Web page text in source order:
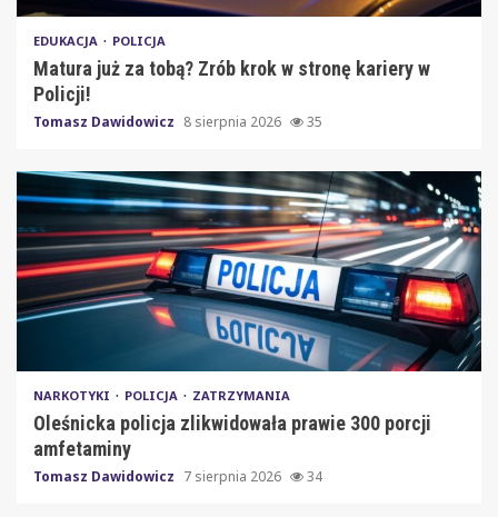
EDUKACJA POLICJA
Matura już za tobą? Zrób krok w stronę kariery w
Policji!
Tomasz Dawidowicz 8 sierpnia 2026 35
NARKOTYKI POLICJA ZATRZYMANIA
Oleśnicka policja zlikwidowała prawie 300 porcji
amfetaminy
Tomasz Dawidowicz 7 sierpnia 2026 34